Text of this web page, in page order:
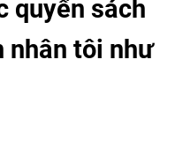
quyển sách
nhân tôi như